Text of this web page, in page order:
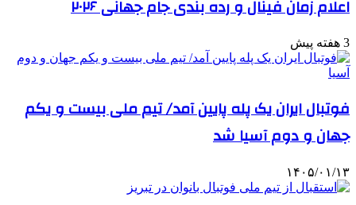
اعلام زمان فینال و رده بندی جام جهانی ۲۰۲۶
3 هفته پیش
فوتبال ایران یک پله پایین آمد/ تیم ملی بیست و یکم
جهان و دوم آسیا شد
۱۴۰۵/۰۱/۱۳